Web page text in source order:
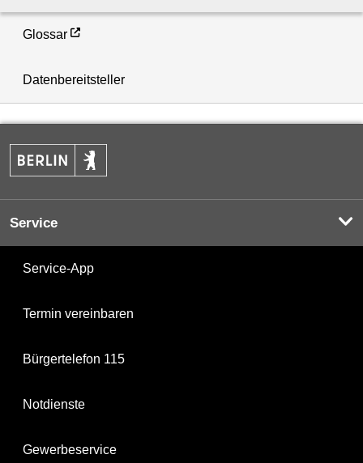
Glossar
Datenbereitsteller
Service
Service-App
Termin vereinbaren
Bürgertelefon 115
Notdienste
Gewerbeservice